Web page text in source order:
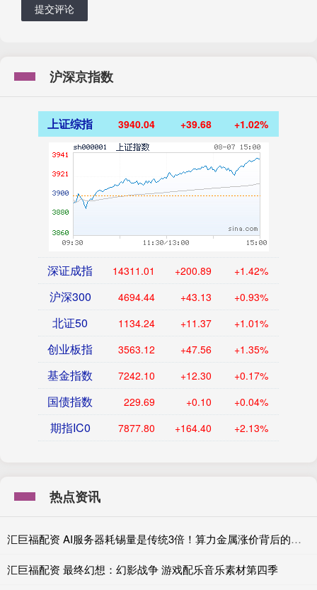
提交评论
沪深京指数
上证综指 3940.04 +39.68 +1.02%
深证成指 14311.01 +200.89 +1.42%
沪深300 4694.44 +43.13 +0.93%
北证50 1134.24 +11.37 +1.01%
创业板指 3563.12 +47.56 +1.35%
基金指数 7242.10 +12.30 +0.17%
国债指数 229.69 +0.10 +0.04%
期指IC0 7877.80 +164.40 +2.13%
热点资讯
汇巨福配资 AI服务器耗锡量是传统3倍！算力金属涨价背后的真实供需账
汇巨福配资 最终幻想：幻影战争 游戏配乐音乐素材第四季